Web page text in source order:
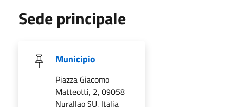
Sede principale
Municipio
Piazza Giacomo
Matteotti, 2, 09058
Nurallao SU, Italia